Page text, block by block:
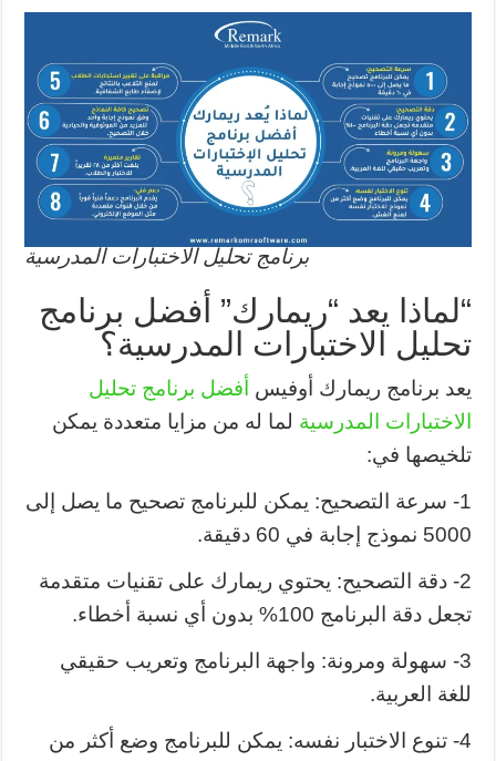
برنامج تحليل الاختبارات المدرسية
“لماذا يعد “ريمارك” أفضل برنامج
تحليل الاختبارات المدرسية؟
يعد برنامج ريمارك أوفيس أفضل برنامج تحليل
الاختبارات المدرسية لما له من مزايا متعددة يمكن
تلخيصها في:
1- سرعة التصحيح: يمكن للبرنامج تصحيح ما يصل إلى
5000 نموذج إجابة في 60 دقيقة.
2- دقة التصحيح: يحتوي ريمارك على تقنيات متقدمة
تجعل دقة البرنامج 100% بدون أي نسبة أخطاء.
3- سهولة ومرونة: واجهة البرنامج وتعريب حقيقي
للغة العربية.
4- تنوع الاختبار نفسه: يمكن للبرنامج وضع أكثر من